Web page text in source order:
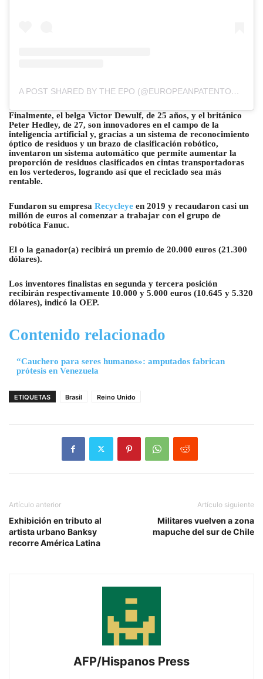
A POST SHARED BY THE EPO (@EUROPEANPATENTOFFICE)
Finalmente, el belga Victor Dewulf, de 25 años, y el británico
Peter Hedley, de 27, son innovadores en el campo de la
inteligencia artificial y, gracias a un sistema de reconocimiento
óptico de residuos y un brazo de clasificación robótico,
inventaron un sistema automático que permite aumentar la
proporción de residuos clasificados en cintas transportadoras
en los vertederos, logrando así que el reciclado sea más
rentable.
Fundaron su empresa Recycleye en 2019 y recaudaron casi un
millón de euros al comenzar a trabajar con el grupo de
robótica Fanuc.
El o la ganador(a) recibirá un premio de 20.000 euros (21.300
dólares).
Los inventores finalistas en segunda y tercera posición
recibirán respectivamente 10.000 y 5.000 euros (10.645 y 5.320
dólares), indicó la OEP.
Contenido relacionado
“Cauchero para seres humanos»: amputados fabrican
prótesis en Venezuela
ETIQUETAS Brasil Reino Unido
Artículo anterior
Exhibición en tributo al
artista urbano Banksy
recorre América Latina
Artículo siguiente
Militares vuelven a zona
mapuche del sur de Chile
AFP/Hispanos Press